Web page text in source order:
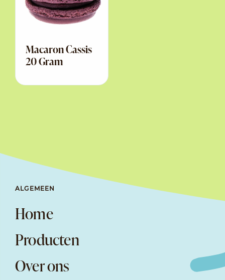
Macaron Cassis
20 Gram
ALGEMEEN
Home
Producten
Over ons